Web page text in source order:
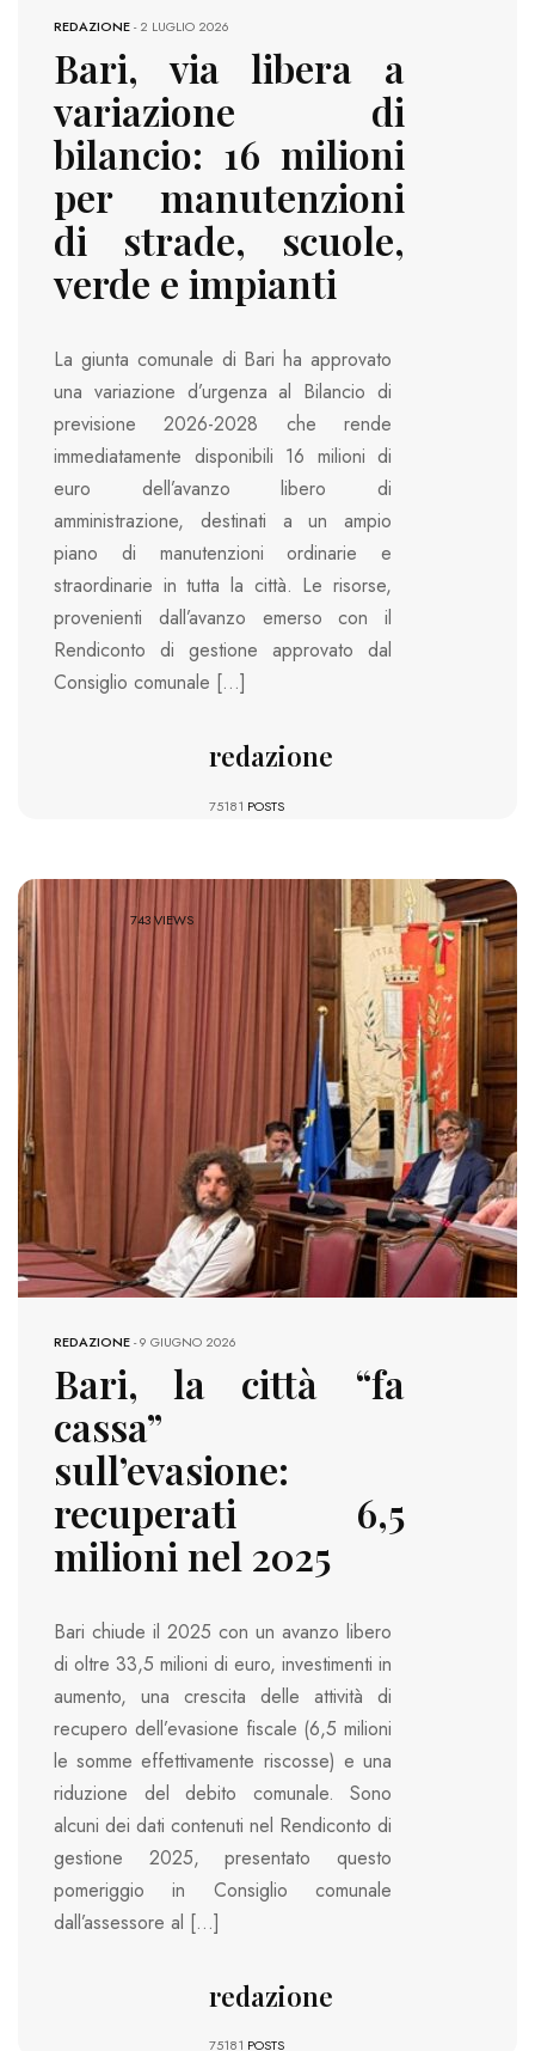
REDAZIONE-2 LUGLIO 2026
Bari, via libera a
variazione di
bilancio: 16 milioni
per manutenzioni
di strade, scuole,
verde e impianti
La giunta comunale di Bari ha approvato
una variazione d’urgenza al Bilancio di
previsione 2026-2028 che rende
immediatamente disponibili 16 milioni di
euro dell’avanzo libero di
amministrazione, destinati a un ampio
piano di manutenzioni ordinarie e
straordinarie in tutta la città. Le risorse,
provenienti dall’avanzo emerso con il
Rendiconto di gestione approvato dal
Consiglio comunale […]
redazione
75181 POSTS
743 VIEWS
REDAZIONE-9 GIUGNO 2026
Bari, la città “fa
cassa”
sull’evasione:
recuperati 6,5
milioni nel 2025
Bari chiude il 2025 con un avanzo libero
di oltre 33,5 milioni di euro, investimenti in
aumento, una crescita delle attività di
recupero dell’evasione fiscale (6,5 milioni
le somme effettivamente riscosse) e una
riduzione del debito comunale. Sono
alcuni dei dati contenuti nel Rendiconto di
gestione 2025, presentato questo
pomeriggio in Consiglio comunale
dall’assessore al […]
redazione
75181 POSTS